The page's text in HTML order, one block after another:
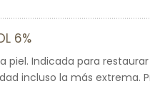
6%
piel. Indicada para
incluso la más extrema.